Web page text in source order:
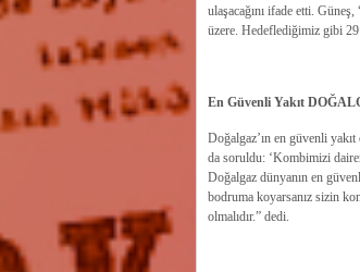
ulaşacağını ifade etti.
üzere. Hedeflediğimiz gibi
En Güvenli Yakıt
Doğalgaz’ın en güvenli
da soruldu: ‘Kombimizi
Doğalgaz dünyanın en
bodruma koyarsanız sizin
olmalıdır.” dedi.